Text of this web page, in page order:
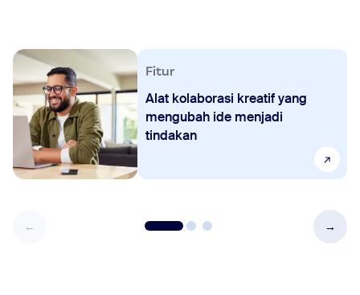
Fitur
Alat kolaborasi kreatif yang
mengubah ide menjadi
tindakan